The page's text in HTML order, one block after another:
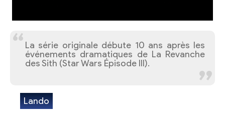
La série originale débute 10 ans après les
événements dramatiques de La Revanche
des Sith (Star Wars Épisode III).
Lando